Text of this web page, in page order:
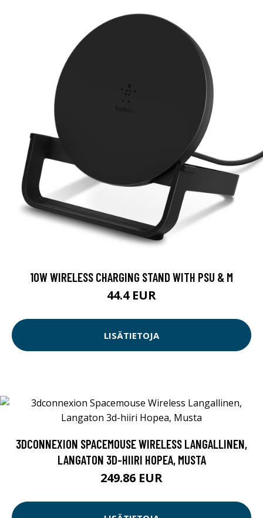
10W WIRELESS CHARGING STAND WITH PSU & M
44.4 EUR
LISÄTIETOJA
3DCONNEXION SPACEMOUSE WIRELESS LANGALLINEN,
LANGATON 3D-HIIRI HOPEA, MUSTA
249.86 EUR